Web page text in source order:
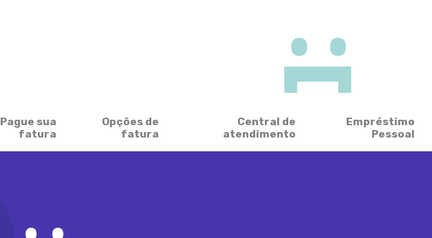
Pague sua
fatura
Opções de
fatura
Central de
atendimento
Empréstimo
Pessoal